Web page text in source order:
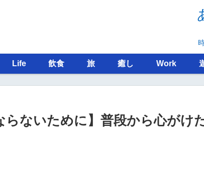
Life 飲食 旅 癒し Work
らないために】普段から心がけ